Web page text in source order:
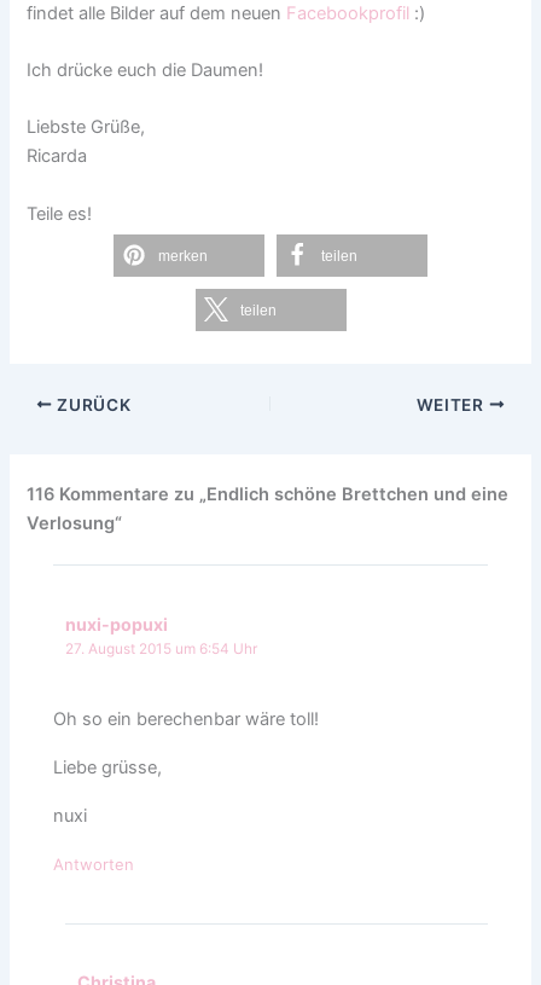
findet alle Bilder auf dem neuen Facebookprofil :)
Ich drücke euch die Daumen!
Liebste Grüße,
Ricarda
Teile es!
merken teilen
teilen
ZURÜCK WEITER
116 Kommentare zu „Endlich schöne Brettchen und eine
Verlosung“
nuxi-popuxi
27. August 2015 um 6:54 Uhr
Oh so ein berechenbar wäre toll!
Liebe grüsse,
nuxi
Antworten